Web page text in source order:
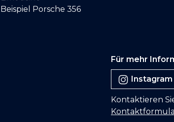
Beispiel Porsche 356
Für mehr
Kontaktieren